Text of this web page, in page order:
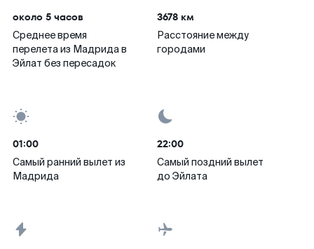
около 5 часов
Среднее время
перелета из Мадрида в
Эйлат без пересадок
3678 км
Расстояние между
городами
01:00
Самый ранний вылет из
Мадрида
22:00
Самый поздний вылет
до Эйлата